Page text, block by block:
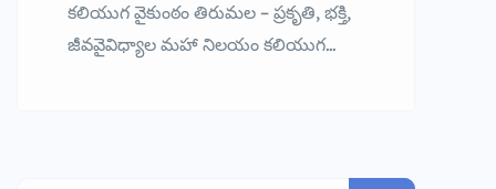
కలియుగ వైకుంఠం తిరుమల – ప్రకృతి, భక్తి,
జీవవైవిధ్యాల మహా నిలయం కలియుగ